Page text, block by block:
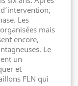
Les
mais
encore,
Le
un
et
FLN qui